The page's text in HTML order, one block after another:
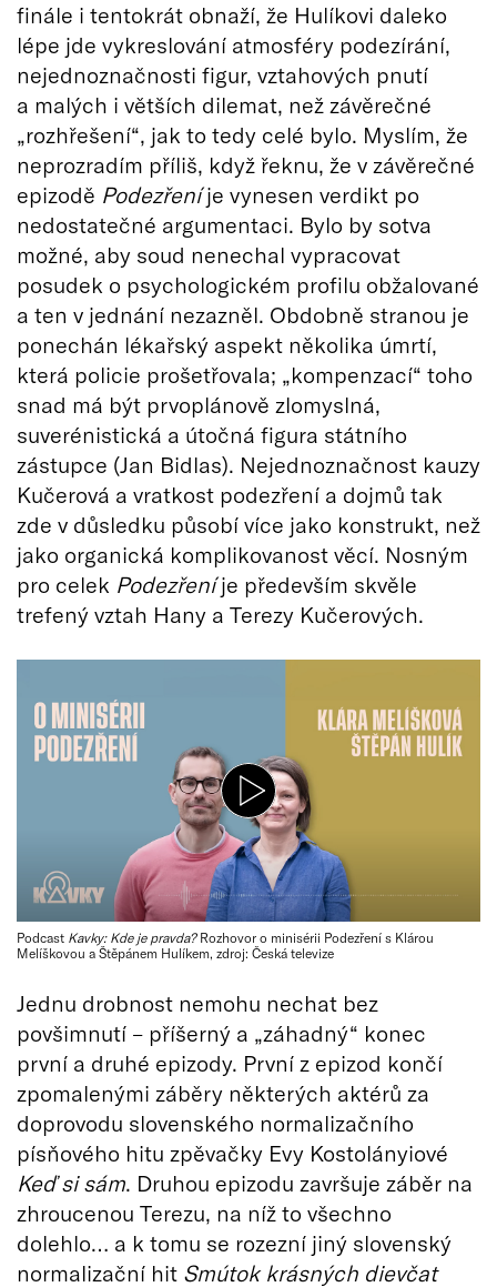
finále i tentokrát obnaží, že Hulíkovi daleko
lépe jde vykreslování atmosféry podezírání,
nejednoznačnosti figur, vztahových pnutí
a malých i větších dilemat, než závěrečné
„rozhřešení“, jak to tedy celé bylo. Myslím, že
neprozradím příliš, když řeknu, že v závěrečné
epizodě Podezřeníje vynesen verdikt po
nedostatečné argumentaci. Bylo by sotva
možné, aby soud nenechal vypracovat
posudek o psychologickém profilu obžalované
a ten v jednání nezazněl. Obdobně stranou je
ponechán lékařský aspekt několika úmrtí,
která policie prošetřovala; „kompenzací“ toho
snad má být prvoplánově zlomyslná,
suverénistická a útočná figura státního
zástupce (Jan Bidlas). Nejednoznačnost kauzy
Kučerová a vratkost podezření a dojmů tak
zde v důsledku působí více jako konstrukt, než
jako organická komplikovanost věcí. Nosným
pro celek Podezřeníje především skvěle
trefený vztah Hany a Terezy Kučerových.
Podcast Kavky: Kde je pravda?Rozhovor o minisérii Podezření s Klárou
Melíškovou a Štěpánem Hulíkem, zdroj: Česká televize
Jednu drobnost nemohu nechat bez
povšimnutí – příšerný a „záhadný“ konec
první a druhé epizody. První z epizod končí
zpomalenými záběry některých aktérů za
doprovodu slovenského normalizačního
písňového hitu zpěvačky Evy Kostolányiové
Keď si sám. Druhou epizodu završuje záběr na
zhroucenou Terezu, na níž to všechno
dolehlo… a k tomu se rozezní jiný slovenský
normalizační hit Smútok krásných dievčat